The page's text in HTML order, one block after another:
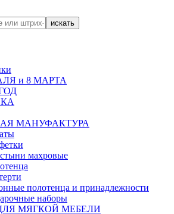
искать
и 8 МАРТА
МАНУФАКТУРА
махровые
полотенца и принадлежности
наборы
МЯГКОЙ МЕБЕЛИ